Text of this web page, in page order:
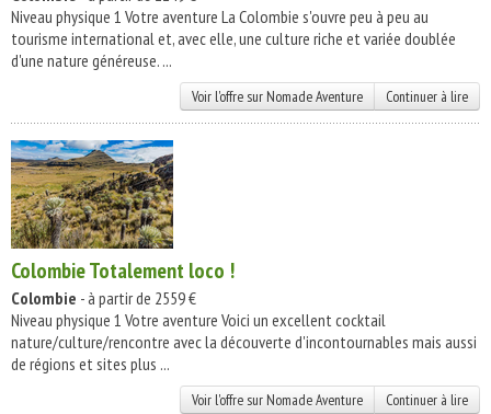
Niveau physique 1 Votre aventure La Colombie s'ouvre peu à peu au
tourisme international et, avec elle, une culture riche et variée doublée
d'une nature généreuse. ...
Voir l'offre sur Nomade Aventure Continuer à lire
Colombie Totalement loco !
Colombie - à partir de 2559 €
Niveau physique 1 Votre aventure Voici un excellent cocktail
nature/culture/rencontre avec la découverte d'incontournables mais aussi
de régions et sites plus ...
Voir l'offre sur Nomade Aventure Continuer à lire